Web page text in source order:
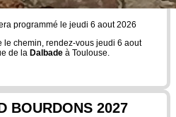
programmé le jeudi 6 aout 2026
le chemin, rendez-vous jeudi 6 aout
de la Dalbade à Toulouse.
BOURDONS 2027